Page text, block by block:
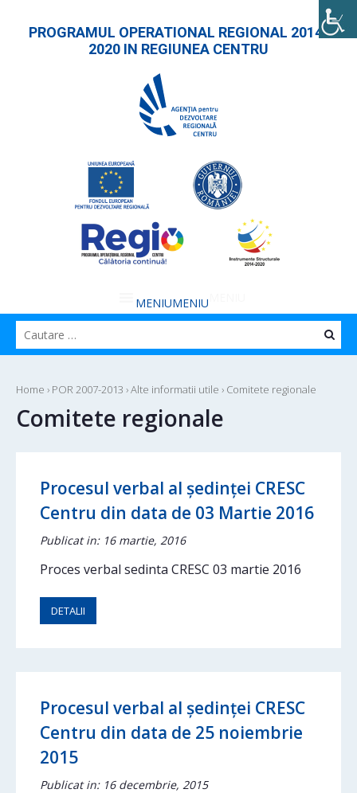
PROGRAMUL OPERATIONAL REGIONAL 2014-
2020 IN REGIUNEA CENTRU
MENIUMENIU
Home › POR 2007-2013 ›Alte informatii utile › Comitete regionale
Comitete regionale
Procesul verbal al ședinței CRESC
Centru din data de 03 Martie 2016
Publicat in: 16 martie, 2016
Proces verbal sedinta CRESC 03 martie 2016
DETALII
Procesul verbal al ședinței CRESC
Centru din data de 25 noiembrie
2015
Publicat in: 16 decembrie, 2015